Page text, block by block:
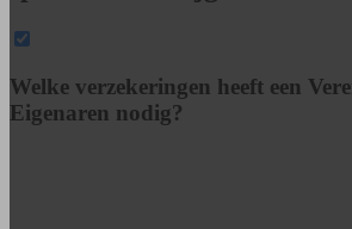
Welke verzekeringen heeft een
Eigenaren nodig?